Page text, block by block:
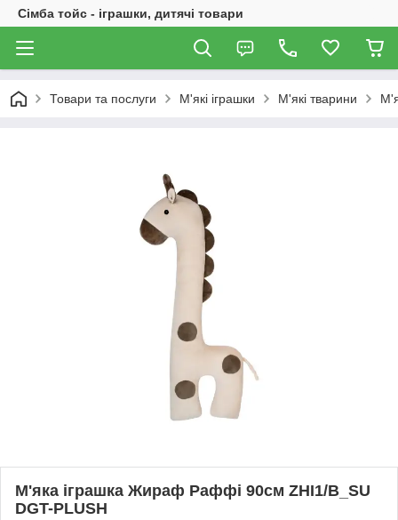
Сімба тойс - іграшки, дитячі товари
Товари та послуги М'які іграшки М'які тварини
М'яка іграшка Жираф Раффі 90см ZHI1/B_SU
DGT-PLUSH